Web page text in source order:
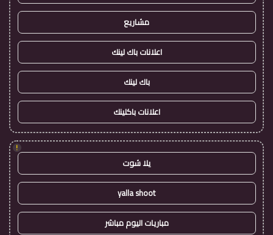
مشاريع
اعلانات باك لينك
باك لينك
اعلانات باكلينك
!
يلا شوت
yalla shoot
مباريات اليوم مباشر